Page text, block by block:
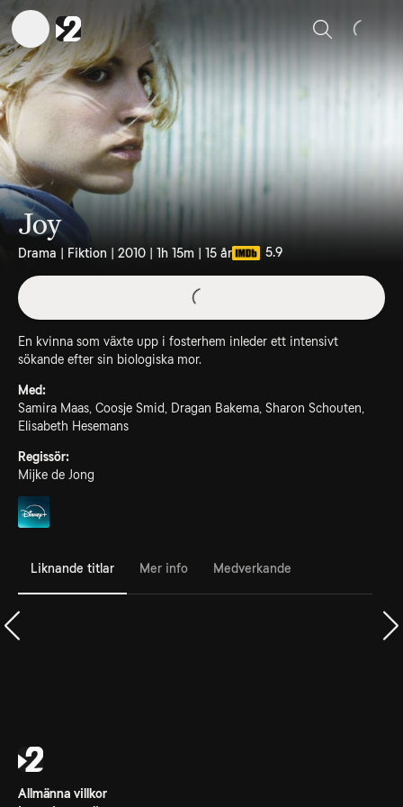
Sök
Joy
Drama | Fiktion | 2010 | 1h 15m | 15 år 5.9
En kvinna som växte upp i fosterhem inleder ett intensivt
sökande efter sin biologiska mor.
Med:
Samira Maas, Coosje Smid, Dragan Bakema, Sharon Schouten,
Elisabeth Hesemans
Regissör:
Mijke de Jong
Liknande titlar Mer info Medverkande
Allmänna villkor